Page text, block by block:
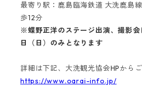
最寄り駅：鹿島臨海鉄道 大洗鹿島
歩12分
※蝶野正洋のステージ出演、撮影会
日（日）のみとなります
詳細は下記、大洗観光協会HPからご
https://www.oarai-info.jp/